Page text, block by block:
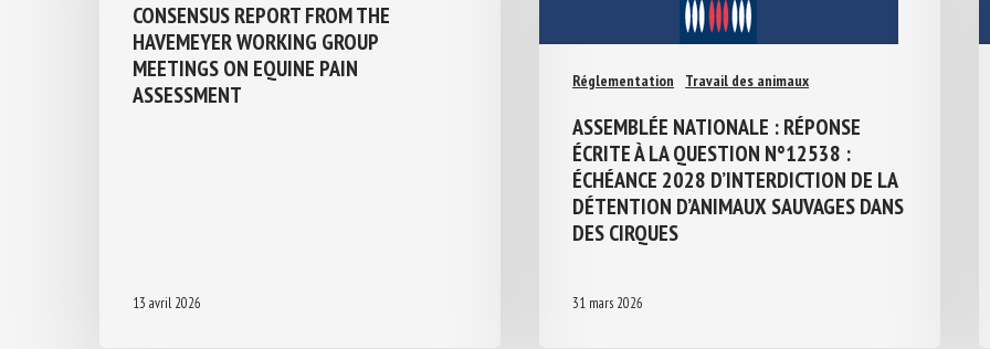
CONSENSUS REPORT FROM THE
HAVEMEYER WORKING GROUP
MEETINGS ON EQUINE PAIN
ASSESSMENT
13 avril 2026
Réglementation Travail des animaux
ASSEMBLÉE NATIONALE : RÉPONSE
ÉCRITE À LA QUESTION N°12538 :
ÉCHÉANCE 2028 D’INTERDICTION DE LA
DÉTENTION D’ANIMAUX SAUVAGES
DANS DES CIRQUES
31 mars 2026